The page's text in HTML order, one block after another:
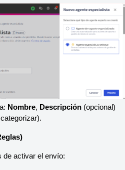
Nombre, Descripción (opcional)
de activar el envío: